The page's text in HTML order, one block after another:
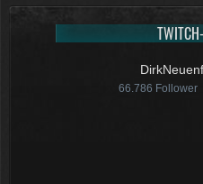
66.786 Follower